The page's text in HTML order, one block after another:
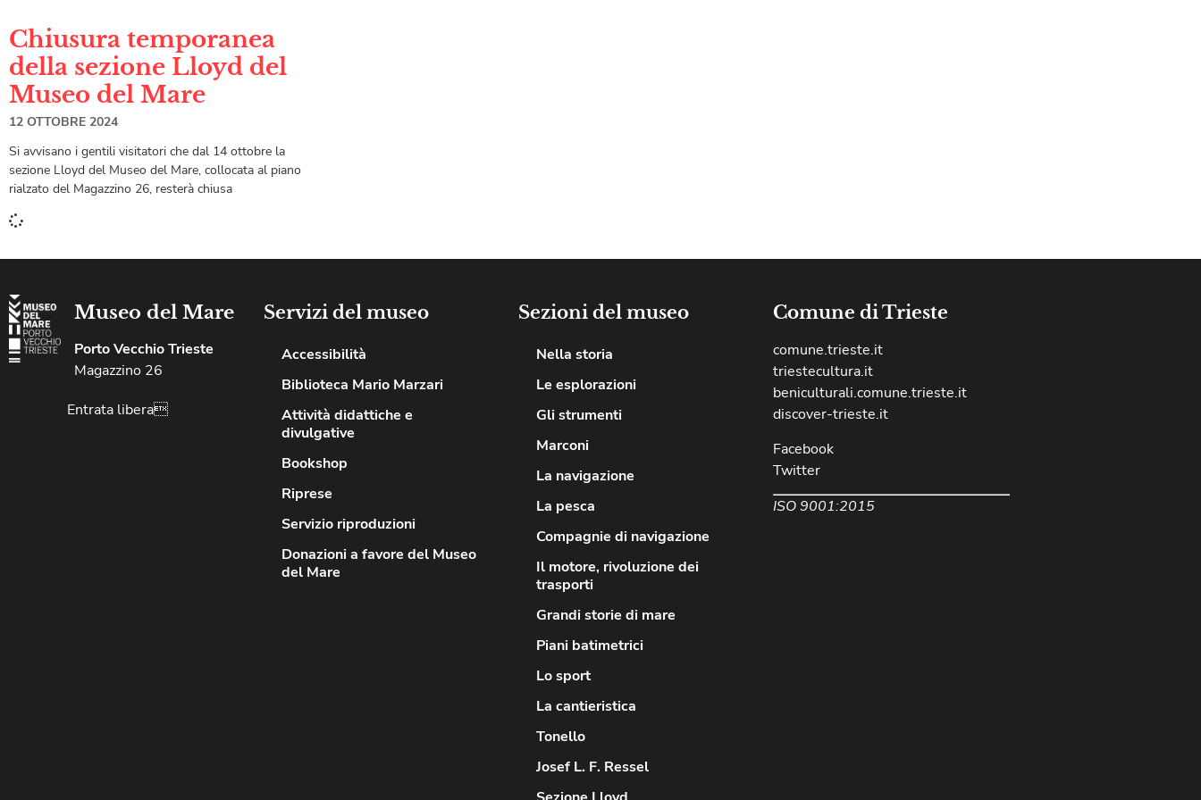
Chiusura temporanea
della sezione Lloyd del
Museo del Mare
12 OTTOBRE 2024
Si avvisano i gentili visitatori che dal 14 ottobre la
sezione Lloyd del Museo del Mare, collocata al piano
rialzato del Magazzino 26, resterà chiusa
Museo del Mare
Porto Vecchio Trieste
Magazzino 26
Entrata libera
Servizi del museo
Accessibilità
Biblioteca Mario Marzari
Attività didattiche e
divulgative
Bookshop
Riprese
Servizio riproduzioni
Donazioni a favore del Museo
del Mare
Sezioni del museo
Nella storia
Le esplorazioni
Gli strumenti
Marconi
La navigazione
La pesca
Compagnie di navigazione
Il motore, rivoluzione dei
trasporti
Grandi storie di mare
Piani batimetrici
Lo sport
La cantieristica
Tonello
Josef L. F. Ressel
Comune di Trieste
comune.trieste.it
triestecultura.it
beniculturali.comune.trieste.it
discover-trieste.it
Facebook
Twitter
ISO 9001:2015